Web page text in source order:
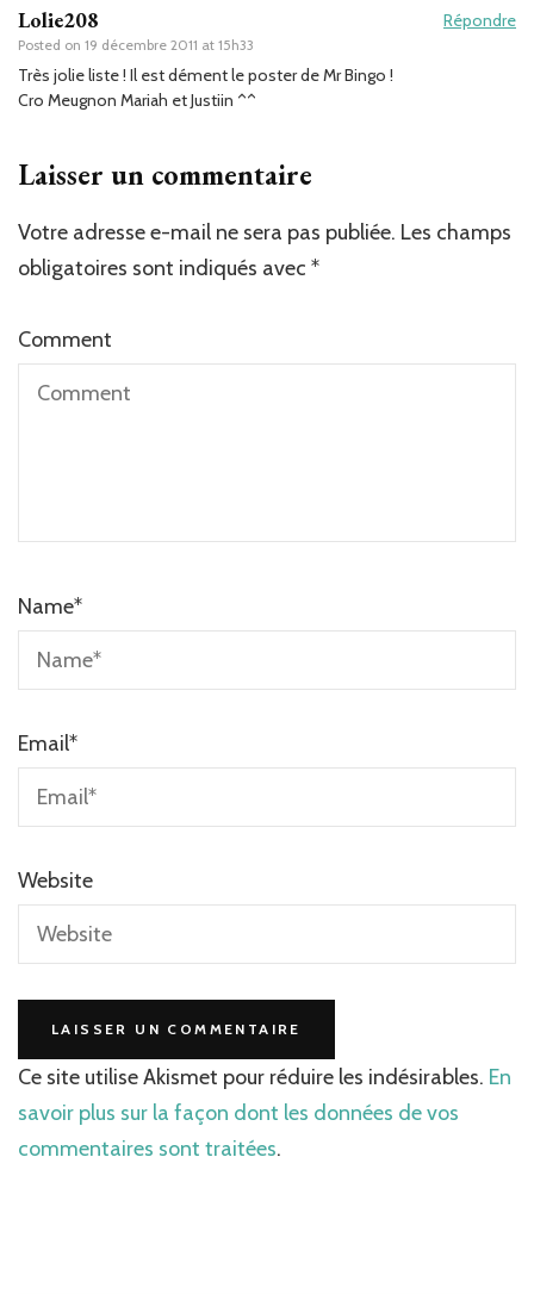
Lolie208
Posted on 19 décembre 2011 at 15h33
Répondre
Très jolie liste ! Il est dément le poster de Mr Bingo !
Cro Meugnon Mariah et Justiin ^^
Laisser un commentaire
Votre adresse e-mail ne sera pas publiée. Les champs
obligatoires sont indiqués avec *
Comment
Name*
Email*
Website
Ce site utilise Akismet pour réduire les indésirables. En
savoir plus sur la façon dont les données de vos
commentaires sont traitées.